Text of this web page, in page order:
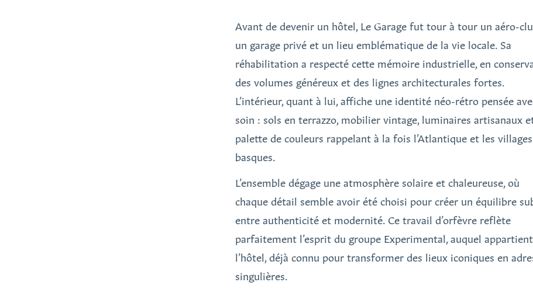
Avant de devenir un hôtel, Le Garage fut tour à tour un aéro-
un garage privé et un lieu emblématique de la vie locale. Sa
réhabilitation a respecté cette mémoire industrielle, en
des volumes généreux et des lignes architecturales fortes.
L’intérieur, quant à lui, affiche une identité néo-rétro pensée
soin : sols en terrazzo, mobilier vintage, luminaires artisanaux
palette de couleurs rappelant à la fois l’Atlantique et les villages
basques.
L’ensemble dégage une atmosphère solaire et chaleureuse, où
chaque détail semble avoir été choisi pour créer un équilibre
entre authenticité et modernité. Ce travail d’orfèvre reflète
parfaitement l’esprit du groupe Experimental, auquel appartient
l’hôtel, déjà connu pour transformer des lieux iconiques en
singulières.